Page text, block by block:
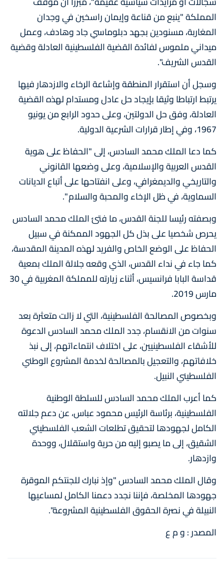
المملكة "ينبع من قناعة وإيمان راسخين في وجدان
المغاربة، مسنودين بجهد دبلوماسي جاد وهادف، وعمل
ميداني ملموس لفائدة القضية الفلسطينية العادلة وقضية
القدس الشريف".
وسجل أن استقرار المنطقة وإشاعة الرخاء والازدهار فيها
يرتبط ارتباطا وثيقا بإيجاد حل عادل ومستدام لهذه القضية
العادلة، وفق حل الدولتين، وعلى حدود الرابع من يونيو
1967، وفي إطار قرارات الشرعية الدولية.
كما دعا الملك محمد السادس، إلى "الحفاظ على هوية
القدس العربية والإسلامية، وعلى وضعها القانوني
والتاريخي والديمغرافي، وعلى انفتاحها على أتباع الديانات
السماوية، في ظل الإخاء والمحبة والسلام ".
وبصفته رئيسا للجنة القدس، ما فتئ الملك محمد السادس
يحرص شخصيا على بذل كل الجهود الممكنة في سبيل
الحفاظ على الوضع الخاص والفريد لهذه المدينة المقدسة،
كما جاء في نداء القدس، الذي وقعه جلالة الملك بمعية
قداسة البابا فرانسيس، أثناء زيارته للمملكة المغربية في 30
مارس 2019.
وبخصوص المصالحة الفلسطينية، التي لا زالت متعثرة بعد
سنوات من الانقسام، جدد الملك محمد السادس الدعوة
للأشقاء الفلسطينيين، على اختلاف انتماءاتهم، إلى نبذ
خلافاتهم، والتعجيل بالمصالحة لخدمة المشروع الوطني
الفلسطيني النبيل.
كما أعرب الملك محمد السادس للسلطة الوطنية
الفلسطينية، برئاسة الرئيس محمود عباس، عن دعم جلالته
الكامل لجهودها لتحقيق تطلعات الشعب الفلسطيني
الشقيق، إلى ما يصبو إليه من حرية واستقلال، ووحدة
وازدهار.
وقال الملك محمد السادس "وإذ نبارك للجنتكم الموقرة
جهودها المخلصة، فإننا نجدد دعمنا الكامل لمساعيها
النبيلة في نصرة الحقوق الفلسطينية المشروعة".
المصدر : و م ع